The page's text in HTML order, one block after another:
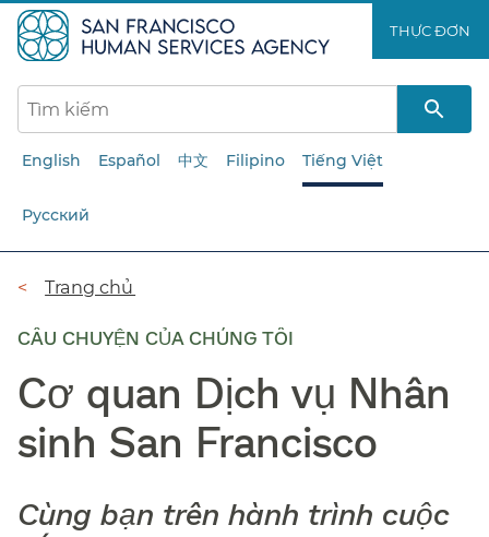
đến
nội
dung
THỰC ĐƠN​​
English Español 中文 Filipino Tiếng Việt
Русский
Đường
dẫn​​
Trang chủ​​
CÂU CHUYỆN CỦA CHÚNG TÔI
Cơ quan Dịch vụ Nhân
sinh San Francisco​​
Cùng bạn trên hành trình cuộc